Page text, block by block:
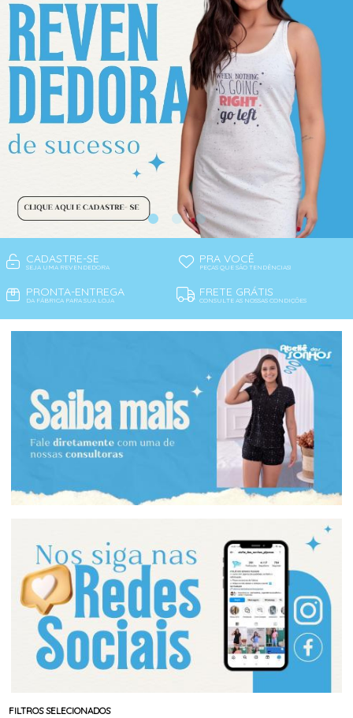
CADASTRE-SE
SEJA UMA REVENDEDORA
PRA VOCÊ
PEÇAS QUE SÃO TENDÊNCIAS!
PRONTA-ENTREGA
DA FÁBRICA PARA SUA LOJA
FRETE GRÁTIS
CONSULTE AS NOSSAS CONDIÇÕES
FILTROS SELECIONADOS